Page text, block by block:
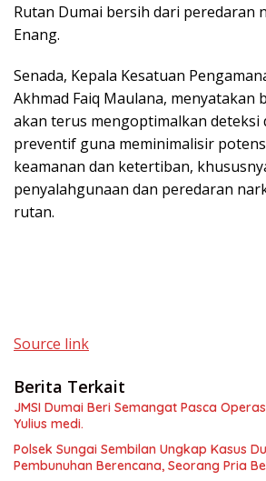
Rutan Dumai bersih dari peredaran
Enang.
Senada, Kepala Kesatuan
Akhmad Faiq Maulana, menyatakan
akan terus mengoptimalkan deteksi
preventif guna meminimalisir
keamanan dan ketertiban,
penyalahgunaan dan peredaran
rutan.
Source link
Berita Terkait
JMSI Dumai Beri Semangat Pasca
Yulius medi.
Polsek Sungai Sembilan Ungkap Kasus
Pembunuhan Berencana, Seorang Pria